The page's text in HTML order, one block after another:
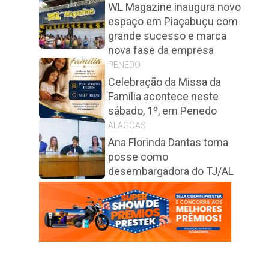
WL Magazine inaugura novo
espaço em Piaçabuçu com
grande sucesso e marca
nova fase da empresa
PENEDO
Celebração da Missa da
Família acontece neste
sábado, 1º, em Penedo
ALAGOAS
Ana Florinda Dantas toma
posse como
desembargadora do TJ/AL